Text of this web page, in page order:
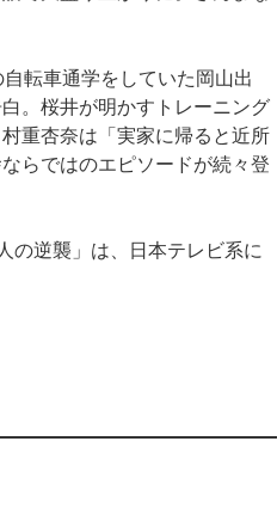
転車通学をしていた岡山出
。桜井が明かすトレーニング
重杏奈は「実家に帰ると近所
らではのエピソードが続々登
の逆襲」は、日本テレビ系に